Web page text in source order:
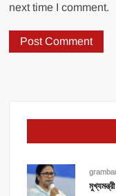
next time I comment.